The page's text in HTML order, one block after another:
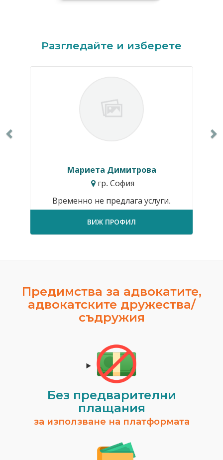
Разгледайте и изберете
Мариета Димитрова
гр. София
Временно не предлага услуги.
ВИЖ ПРОФИЛ
Предимства за адвокатите,
адвокатските дружества/
съдружия
Без предварителни
плащания
за използване на платформата